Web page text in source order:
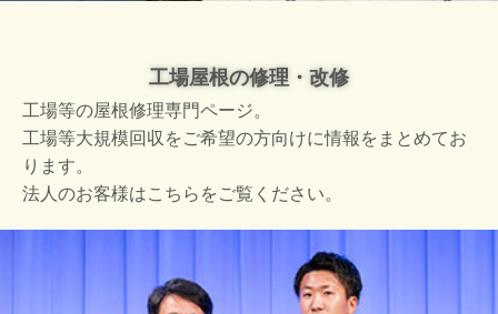
工場屋根の修理・改修
工場等の屋根修理専門ページ。
工場等大規模回収をご希望の方向けに情報をまとめてお
ります。
法人のお客様はこちらをご覧ください。